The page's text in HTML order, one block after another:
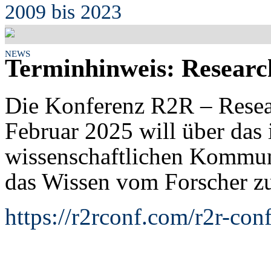
2009 bis 2023
NEWS
Terminhinweis:
Die Konferenz R2R –
Februar 2025 will über
wissenschaftlichen
das Wissen vom Forscher
https://r2rconf.com/r2r-